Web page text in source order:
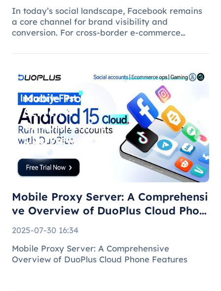
In today’s social landscape, Facebook remains
a core channel for brand visibility and
conversion. For cross-border e-commerce
managing multiple brand pages or regional
Mobile Proxy
Server: A
Comprehensive
Overview of
DuoPlus Cloud
Phone F
Mobile Proxy Server: A Comprehensi
ve Overview of DuoPlus Cloud Phon
e F
2025-07-30 16:34
Mobile Proxy Server: A Comprehensive
Overview of DuoPlus Cloud Phone Features